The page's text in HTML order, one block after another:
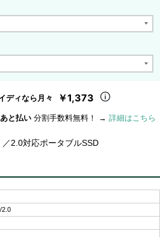
ディなら月々 ￥1,373
と払い 分割手数料無料！ → 詳細はこちら
2.0対応ポータブルSSD
2.0